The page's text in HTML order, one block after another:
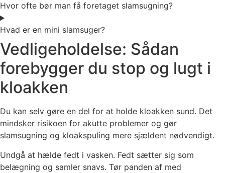
Hvor ofte bør man få foretaget slamsugning?
Hvad er en mini slamsuger?
Vedligeholdelse: Sådan
forebygger du stop og lugt i
kloakken
Du kan selv gøre en del for at holde kloakken sund. Det
mindsker risikoen for akutte problemer og gør
slamsugning og kloakspuling mere sjældent nødvendigt.
Undgå at hælde fedt i vasken. Fedt sætter sig som
belægning og samler snavs. Tør panden af med